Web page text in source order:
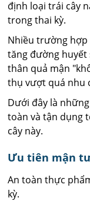
định loại trái cây
trong thai kỳ.
Nhiều trường hợp
tăng đường huyết
thân quả mận
thụ vượt quá nhu
Dưới đây là
toàn và tận dụng
cây này.
Ưu tiên mận
An toàn thực
kỳ.